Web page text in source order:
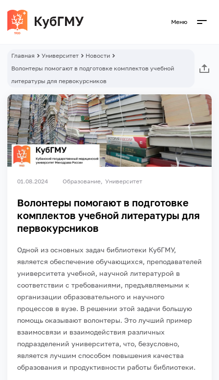
Меню
Главная Университет
Новости
Волонтеры помогают в подготовке комплектов учебной
литературы для первокурсников
01.08.2024 Образование Университет
Волонтеры помогают в подготовке
комплектов учебной литературы для
первокурсников
Одной из основных задач библиотеки КубГМУ,
является обеспечение обучающихся, преподавателей
университета учебной, научной литературой в
соответствии с требованиями, предъявляемыми к
организации образовательного и научного
процессов в вузе. В решении этой задачи большую
помощь оказывают волонтеры. Это лучший пример
взаимосвязи и взаимодействия различных
подразделений университета, что, безусловно,
является лучшим способом повышения качества
образования и продуктивности работы библиотеки.